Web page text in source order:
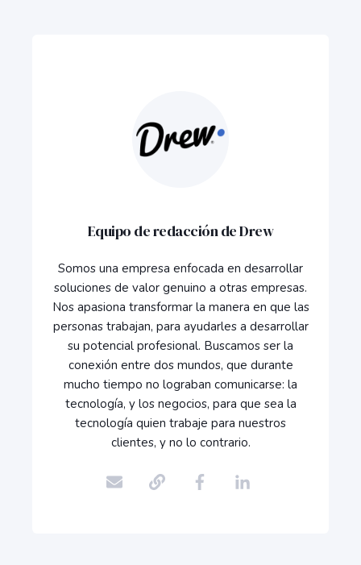
Equipo de redacción de Drew
Somos una empresa enfocada en desarrollar
soluciones de valor genuino a otras empresas.
Nos apasiona transformar la manera en que las
personas trabajan, para ayudarles a desarrollar
su potencial profesional. Buscamos ser la
conexión entre dos mundos, que durante
mucho tiempo no lograban comunicarse: la
tecnología, y los negocios, para que sea la
tecnología quien trabaje para nuestros
clientes, y no lo contrario.